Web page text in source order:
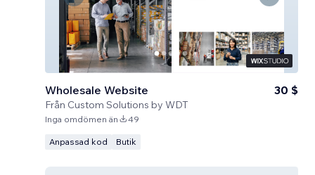
Wholesale Website
Från Custom Solutions by WDT
30 $
Inga omdömen än 49
Anpassad kod Butik